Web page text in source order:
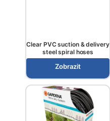
Clear PVC suction & delivery
steel spiral hoses
Zobrazit